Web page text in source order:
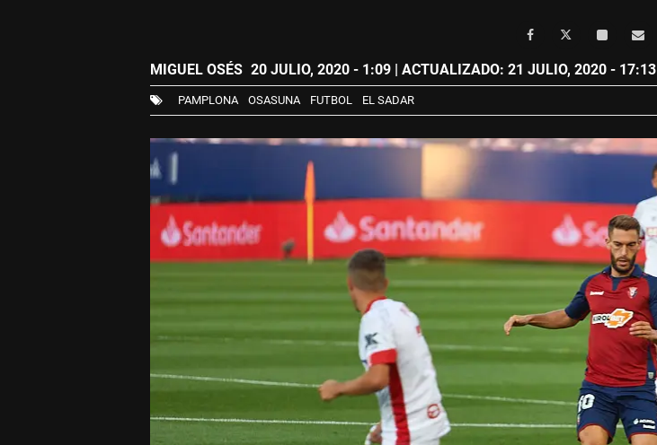
MIGUEL OSÉS 20 JULIO, 2020 - 1:09| ACTUALIZADO: 21 JULIO, 2020 - 17:13
PAMPLONA OSASUNA FUTBOL EL SADAR